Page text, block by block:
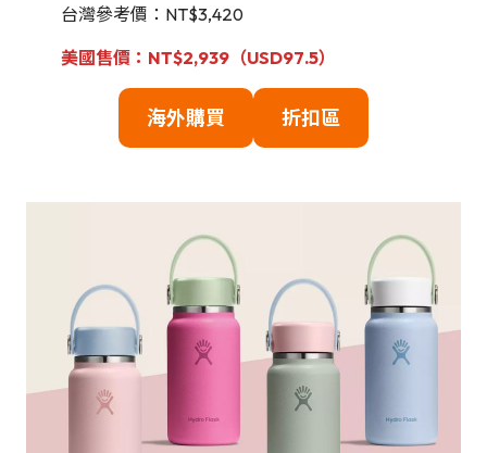
台灣參考價：NT$3,420
美國售價：NT$2,939（USD97.5）
海外購買 折扣區